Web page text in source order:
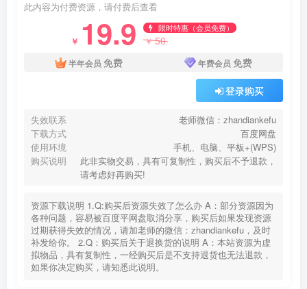
此内容为付费资源，请付费后查看
￥ 19.9 限时特惠（会员免费）
￥50
半年会员 免费 年费会员 免费
登录购买
失效联系
老师微信：zhandiankefu
下载方式
百度网盘
使用环境
手机、电脑、平板+(WPS)
购买说明
此非实物交易，具有可复制性，购买后不予退款，
请考虑好再购买!
资源下载说明 1.Q:购买后资源失效了怎么办 A：部分资源因为
各种问题，容易被百度平网盘取消分享，购买后如果发现资源
过期获得失效的情况，请加老师的微信：zhandiankefu，及时
补发给你。 2.Q：购买后关于退换货的说明 A：本站资源为虚
拟物品，具有复制性，一经购买后是不支持退货也无法退款，
如果你决定购买，请知悉此说明。